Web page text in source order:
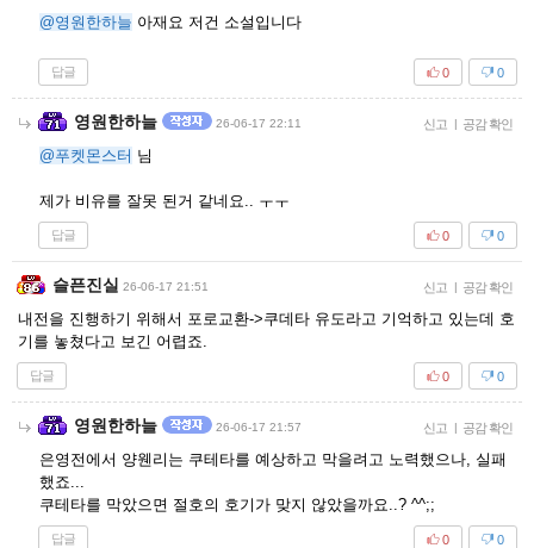
@영원한하늘 아재요 저건 소설입니다
답글 0
0
영원한하늘 26-06-17 22:11 신고 | 공감 확인
@푸켓몬스터 님
제가 비유를 잘못 된거 같네요.. ㅜㅜ
답글 0
0
슬픈진실 26-06-17 21:51 신고 | 공감 확인
내전을 진행하기 위해서 포로교환->쿠데타 유도라고 기억하고 있는데 호
기를 놓쳤다고 보긴 어렵죠.
답글 0
0
영원한하늘 26-06-17 21:57 신고 | 공감 확인
은영전에서 양웬리는 쿠테타를 예상하고 막을려고 노력했으나, 실패
했죠...
쿠테타를 막았으면 절호의 호기가 맞지 않았을까요..? ^^;;
답글 0
0